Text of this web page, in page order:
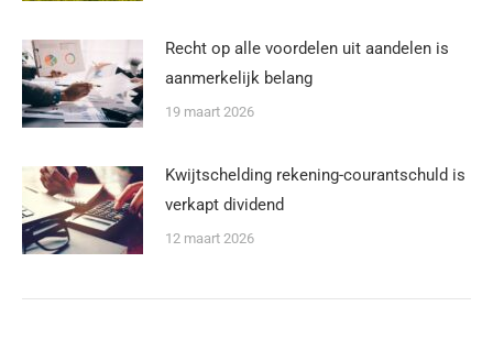
Recht op alle voordelen uit aandelen is
aanmerkelijk belang
19 maart 2026
Kwijtschelding rekening-courantschuld is
verkapt dividend
12 maart 2026